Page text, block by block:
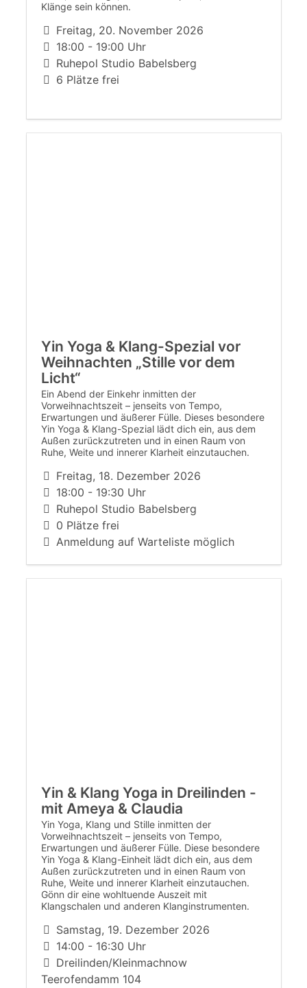
Klänge sein können.
Freitag, 20. November 2026
18:00 - 19:00 Uhr
Ruhepol Studio Babelsberg
6 Plätze frei
Yin Yoga & Klang-Spezial vor
Weihnachten „Stille vor dem
Licht“
Ein Abend der Einkehr inmitten der
Vorweihnachtszeit – jenseits von Tempo,
Erwartungen und äußerer Fülle. Dieses besondere
Yin Yoga & Klang-Spezial lädt dich ein, aus dem
Außen zurückzutreten und in einen Raum von
Ruhe, Weite und innerer Klarheit einzutauchen.
Freitag, 18. Dezember 2026
18:00 - 19:30 Uhr
Ruhepol Studio Babelsberg
0 Plätze frei
Anmeldung auf Warteliste möglich
Yin & Klang Yoga in Dreilinden -
mit Ameya & Claudia
Yin Yoga, Klang und Stille inmitten der
Vorweihnachtszeit – jenseits von Tempo,
Erwartungen und äußerer Fülle. Diese besondere
Yin Yoga & Klang-Einheit lädt dich ein, aus dem
Außen zurückzutreten und in einen Raum von
Ruhe, Weite und innerer Klarheit einzutauchen.
Gönn dir eine wohltuende Auszeit mit
Klangschalen und anderen Klanginstrumenten.
Samstag, 19. Dezember 2026
14:00 - 16:30 Uhr
Dreilinden/Kleinmachnow
Teerofendamm 104